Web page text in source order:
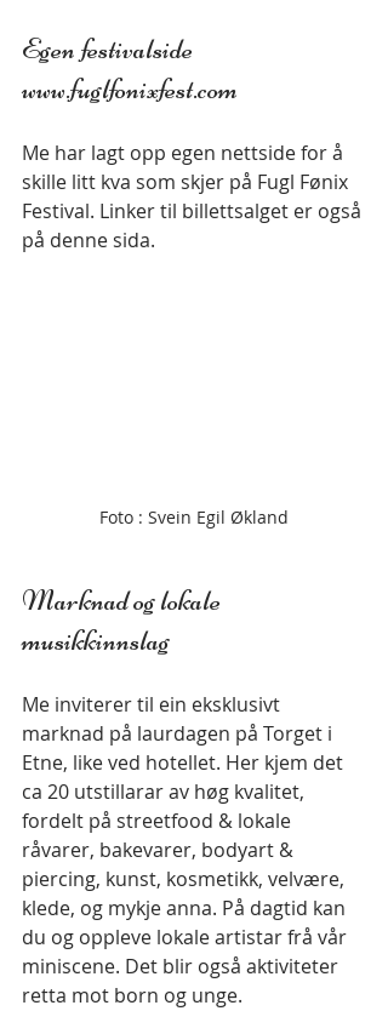
Egen festivalside
www.fuglfonixfest.com
Me har lagt opp egen nettside for å
skille litt kva som skjer på Fugl Fønix
Festival. Linker til billettsalget er også
på denne sida.
Foto : Svein Egil Økland
Marknad og lokale
musikkinnslag
Me inviterer til ein eksklusivt
marknad på laurdagen på Torget i
Etne, like ved hotellet. Her kjem det
ca 20 utstillarar av høg kvalitet,
fordelt på streetfood & lokale
råvarer, bakevarer, bodyart &
piercing, kunst, kosmetikk, velvære,
klede, og mykje anna. På dagtid kan
du og oppleve lokale artistar frå vår
miniscene. Det blir også aktiviteter
retta mot born og unge.